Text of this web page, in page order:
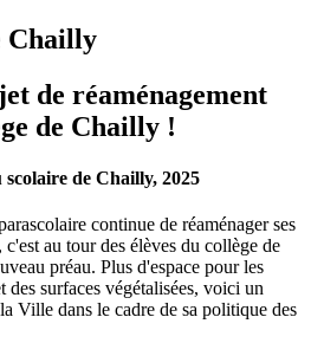
Chailly
de réaménagement
de Chailly !
de Chailly, 2025
continue de réaménager ses
au tour des élèves du collège de
préau. Plus d'espace pour les
des surfaces végétalisées, voici un
Ville dans le cadre de sa politique des